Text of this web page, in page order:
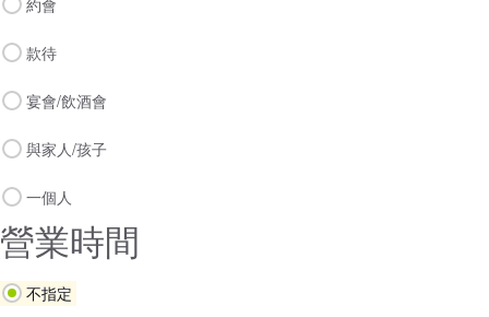
約會
款待
宴會/飲酒會
與家人/孩子
一個人
營業時間
不指定